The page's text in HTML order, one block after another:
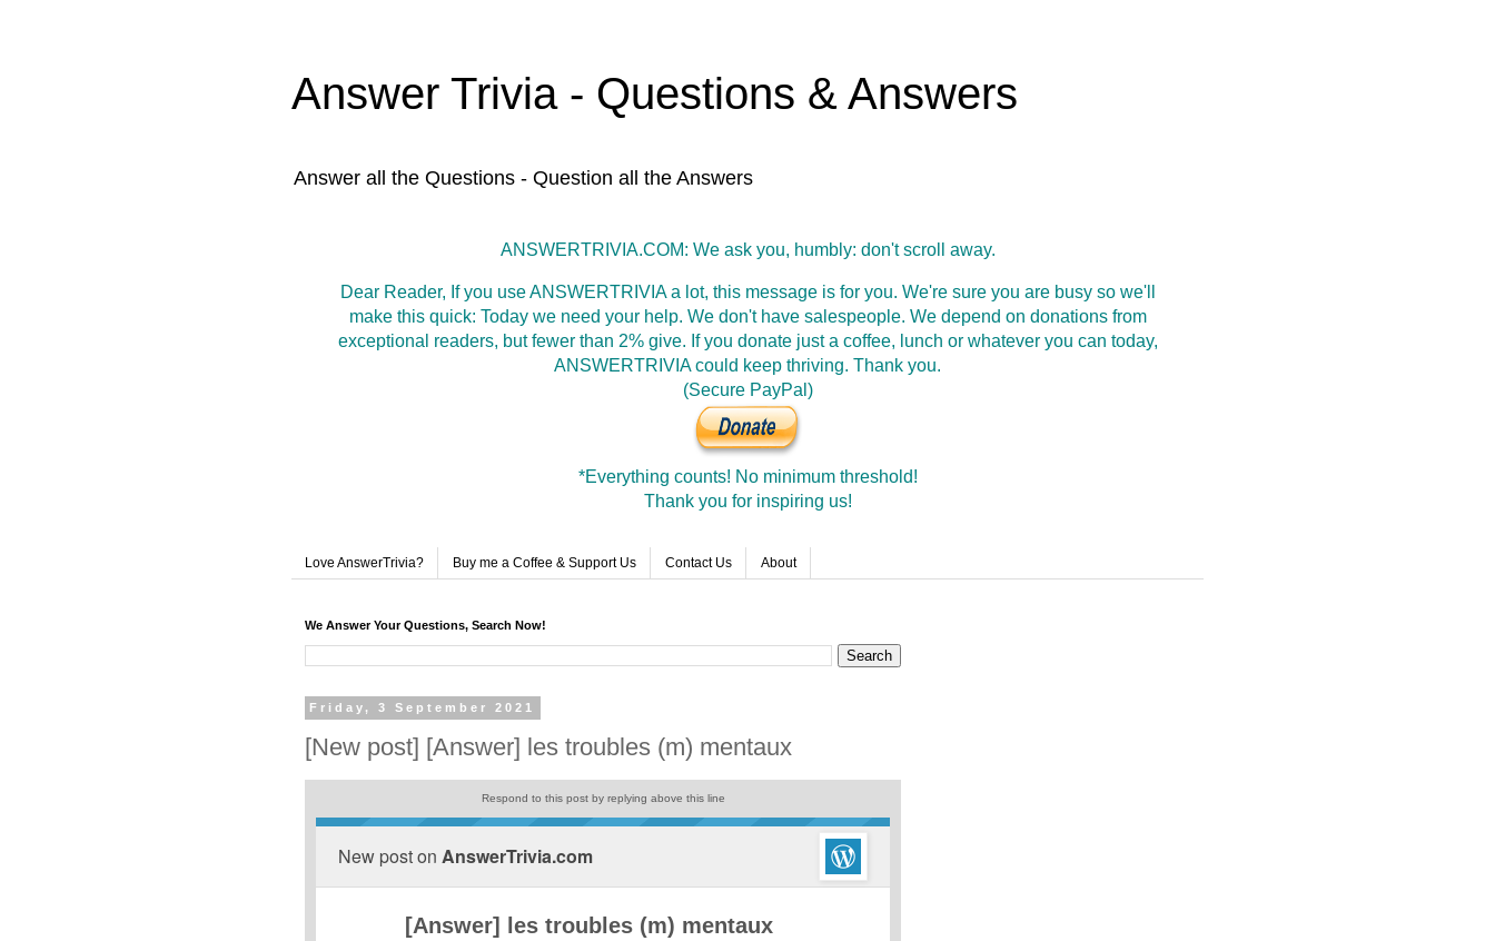
Answer Trivia - Questions & Answers
Answer all the Questions - Question all the Answers
ANSWERTRIVIA.COM: We ask you, humbly: don't scroll away.
Dear Reader, If you use ANSWERTRIVIA a lot, this message is for you. We're sure you are busy so we'll
make this quick: Today we need your help. We don't have salespeople. We depend on donations from
exceptional readers, but fewer than 2% give. If you donate just a coffee, lunch or whatever you can today,
ANSWERTRIVIA could keep thriving. Thank you.
(Secure PayPal)
*Everything counts! No minimum threshold!
Thank you for inspiring us!
Love AnswerTrivia? Buy me a Coffee & Support Us Contact Us About
We Answer Your Questions, Search Now!
Friday, 3 September 2021
[New post] [Answer] les troubles (m) mentaux
Respond to this post by replying above this line
New post on AnswerTrivia.com
[Answer] les troubles (m) mentaux